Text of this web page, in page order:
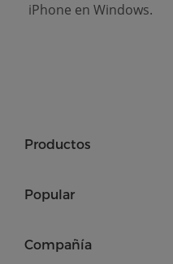
iPhone en Windows.
Productos
Popular
Compañía